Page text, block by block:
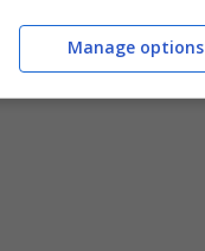
Manage options